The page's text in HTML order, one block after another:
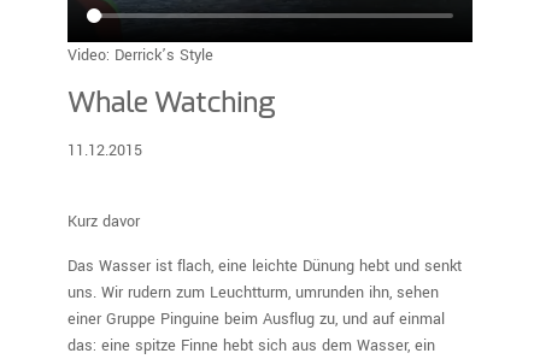
Video: Derrick’s Style
Whale Watching
11.12.2015
Kurz davor
Das Wasser ist flach, eine leichte Dünung hebt und senkt
uns. Wir rudern zum Leuchtturm, umrunden ihn, sehen
einer Gruppe Pinguine beim Ausflug zu, und auf einmal
das: eine spitze Finne hebt sich aus dem Wasser, ein